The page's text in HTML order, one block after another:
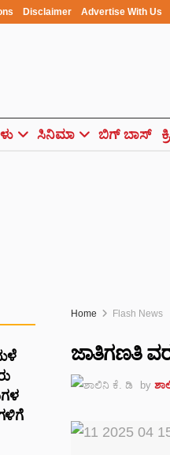
Disclaimer Advertise With Us
ಸಿನಿಮಾ ಬಿಗ್ ಬಾಸ್
Home Flash News
ಜಾತಿಗಣತಿ
by